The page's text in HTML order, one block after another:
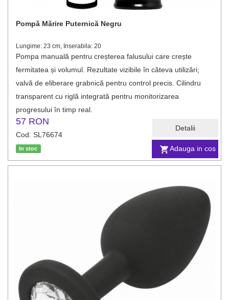
Adauga in cos
Detalii
Pompă Mărire Puternică Negru
Lungime: 23 cm, Inserabila: 20
Pompa manuală pentru creșterea falusului care crește
fermitatea și volumul. Rezultate vizibile în câteva utilizări;
valvă de eliberare grabnică pentru control precis. Cilindru
transparent cu riglă integrată pentru monitorizarea
progresului în timp real.
57 RON
Cod: SL76674
In stoc